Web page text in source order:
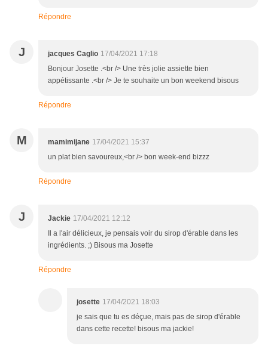
Répondre
J jacques Caglio 17/04/2021 17:18
Bonjour Josette .<br /> Une très jolie assiette bien
appétissante .<br /> Je te souhaite un bon weekend bisous
Répondre
M mamimijane 17/04/2021 15:37
un plat bien savoureux,<br /> bon week-end bizzz
Répondre
J Jackie 17/04/2021 12:12
Il a l'air délicieux, je pensais voir du sirop d'érable dans les
ingrédients. ;) Bisous ma Josette
Répondre
josette 17/04/2021 18:03
je sais que tu es déçue, mais pas de sirop d'érable
dans cette recette! bisous ma jackie!